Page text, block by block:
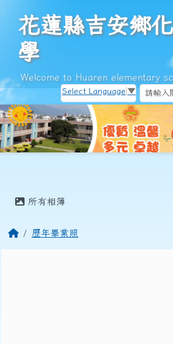
花蓮縣吉安鄉化仁國民
花蓮縣吉安鄉
學
Welcome to Huaren elementary
Select Language ▼
所有相簿
回首頁歷年畢業照